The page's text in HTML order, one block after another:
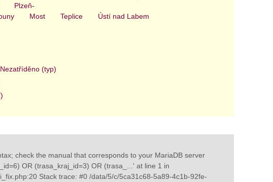
Plzeň-
Most Teplice
Ústí nad Labem
Nezatříděno (typ)
check the manual that corresponds to your MariaDB server
OR (trasa_kraj_id=3) OR (trasa_...' at line 1 in
Stack trace: #0 /data/5/c/5ca31c68-5a89-4c1b-92fe-